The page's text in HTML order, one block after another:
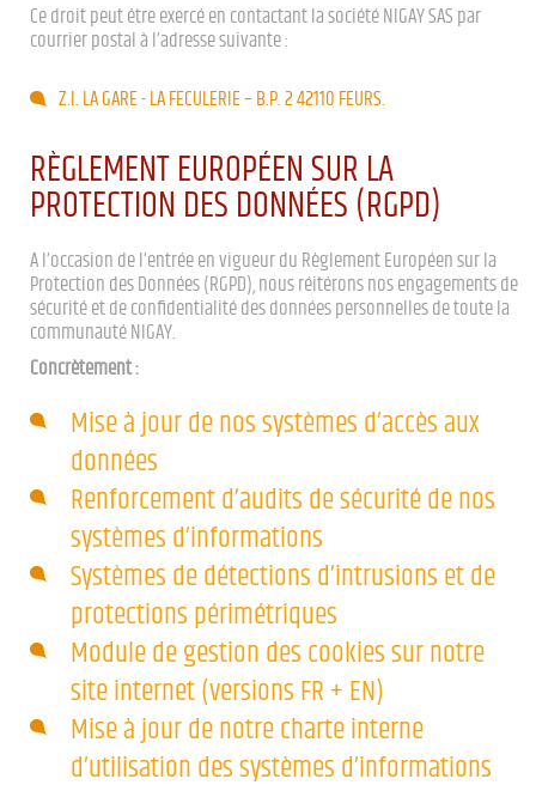
Ce droit peut être exercé en contactant la société NIGAY SAS par
courrier postal à l’adresse suivante :
Z.I. LA GARE - LA FECULERIE – B.P. 2 42110 FEURS.
RÈGLEMENT EUROPÉEN SUR LA
PROTECTION DES DONNÉES (RGPD)
A l’occasion de l’entrée en vigueur du Règlement Européen sur la
Protection des Données (RGPD), nous réitérons nos engagements de
sécurité et de confidentialité des données personnelles de toute la
communauté NIGAY.
Concrètement :
Mise à jour de nos systèmes d’accès aux
données
Renforcement d’audits de sécurité de nos
systèmes d’informations
Systèmes de détections d’intrusions et de
protections périmétriques
Module de gestion des cookies sur notre
site internet (versions FR + EN)
Mise à jour de notre charte interne
d’utilisation des systèmes d’informations